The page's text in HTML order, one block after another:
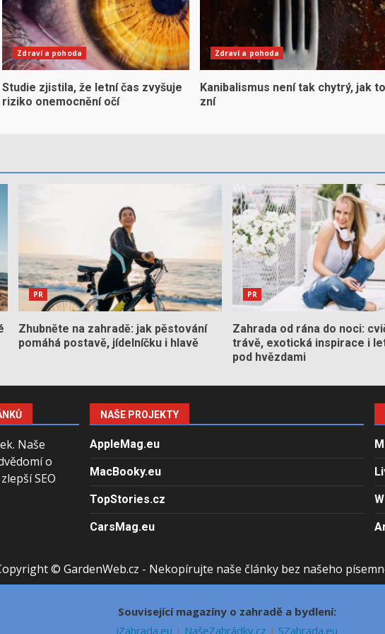
Zdraví a pohoda
Studie zjistila, že letní čas zvyšuje
riziko onemocnění očí
Zdraví a pohoda
Kanibalismus není tak chytrý, jak to
zní
PR
Zhubněte na zahradě: jak pěstování
pomáhá postavě, jídelníčku i hlavě
PR
Zahrada od rána do noci:
trávě, exotická inspirace i
pod hvězdami
Naše
o
SEO
NAŠE PROJEKTY
AppleMag.eu
MacBooky.eu
TopStories.cz
CarsMag.eu
© GardenWeb.cz - Nekopírujte naše články bez našeho
Související magazíny o zahradě a bydlení:
iZahrada.eu | NašeZahrádky.cz | SZahrada.eu